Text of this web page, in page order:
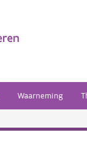
Waarneming